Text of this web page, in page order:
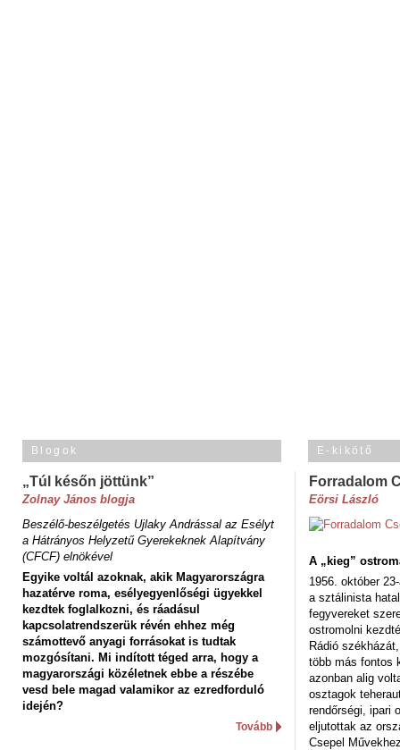
Blogok
„Túl későn jöttünk”
Zolnay János blogja
Beszélő-beszélgetés Ujlaky Andrással az Esélyt
a Hátrányos Helyzetű Gyerekeknek Alapítvány
(CFCF) elnökével
Egyike voltál azoknak, akik Magyarországra
hazatérve roma, esélyegyenlőségi ügyekkel
kezdtek foglalkozni, és ráadásul
kapcsolatrendszerük révén ehhez még
számottevő anyagi forrásokat is tudtak
mozgósítani. Mi indított téged arra, hogy a
magyarországi közéletnek ebbe a részébe
vesd bele magad valamikor az ezredforduló
idején?
Tovább
E-kikötő
Forradalom
Eörsi László
A „kieg”
1956. október
a sztálinista
fegyvereket
ostromolni
Rádió
több más fontos
azonban alig
osztagok
rendőrségi, ipari
eljutottak az
Csepel